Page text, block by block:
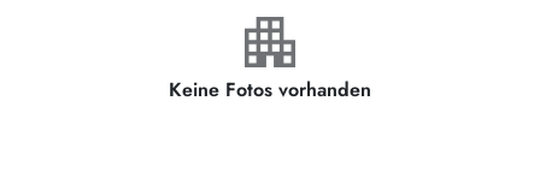
apartment
Keine Fotos vorhanden